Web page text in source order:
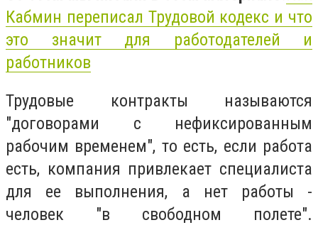
Кабмин переписал Трудовой кодекс и что
это значит для работодателей и
работников
Трудовые контракты называются
"договорами с нефиксированным
рабочим временем", то есть, если работа
есть, компания привлекает специалиста
для ее выполнения, а нет работы -
человек "в свободном полете".